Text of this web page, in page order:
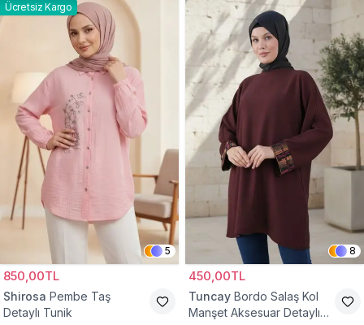
Ücretsiz Kargo
5
850,00TL
Shirosa Pembe Taş
Detaylı Tunik
8
450,00TL
Tuncay Bordo Salaş Kol
Manşet Aksesuar Detaylı